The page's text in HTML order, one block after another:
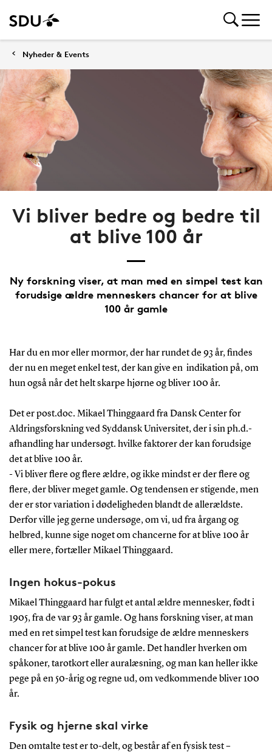
Nyheder & Events
Vi bliver bedre og bedre til
at blive 100 år
Ny forskning viser, at man med en simpel test kan
forudsige ældre menneskers chancer for at blive
100 år gamle
Har du en mor eller mormor, der har rundet de 93 år, findes
der nu en meget enkel test, der kan give en indikation på, om
hun også når det helt skarpe hjørne og bliver 100 år.
Det er post.doc. Mikael Thinggaard fra Dansk Center for
Aldringsforskning ved Syddansk Universitet, der i sin ph.d.-
afhandling har undersøgt. hvilke faktorer der kan forudsige
det at blive 100 år.
- Vi bliver flere og flere ældre, og ikke mindst er der flere og
flere, der bliver meget gamle. Og tendensen er stigende, men
der er stor variation i dødeligheden blandt de allerældste.
Derfor ville jeg gerne undersøge, om vi, ud fra årgang og
helbred, kunne sige noget om chancerne for at blive 100 år
eller mere, fortæller Mikael Thinggaard.
Ingen hokus-pokus
Mikael Thinggaard har fulgt et antal ældre mennesker, født i
1905, fra de var 93 år gamle. Og hans forskning viser, at man
med en ret simpel test kan forudsige de ældre menneskers
chancer for at blive 100 år gamle. Det handler hverken om
spåkoner, tarotkort eller auralæsning, og man kan heller ikke
pege på en 50-årig og regne ud, om vedkommende bliver 100
år.
Fysik og hjerne skal virke
Den omtalte test er to-delt, og består af en fysisk test –